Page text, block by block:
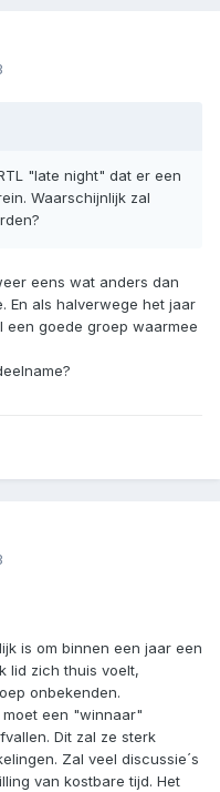
"late night" dat er een
Waarschijnlijk zal
eens wat anders dan
En als halverwege het jaar
een goede groep waarmee
is om binnen een jaar een
lid zich thuis voelt,
onbekenden.
een "winnaar"
Dit zal ze sterk
Zal veel discussie´s
van kostbare tijd. Het